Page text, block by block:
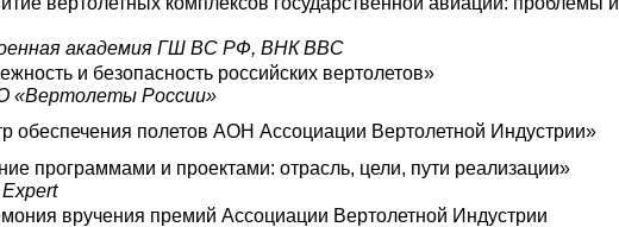
академия ГШ ВС РФ, ВНК ВВС
и безопасность российских вертолетов»
«Вертолеты России»
обеспечения полетов АОН Ассоциации Вертолетной Индустрии»
программами и проектами: отрасль, цели, пути реализации»
вручения премий Ассоциации Вертолетной Индустрии